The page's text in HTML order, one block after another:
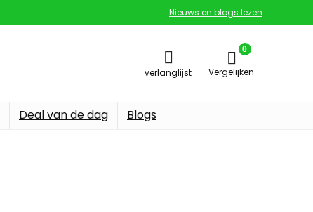
Nieuws en blogs lezen
verlanglijst
0
Vergelijken
Deal van de dag Blogs